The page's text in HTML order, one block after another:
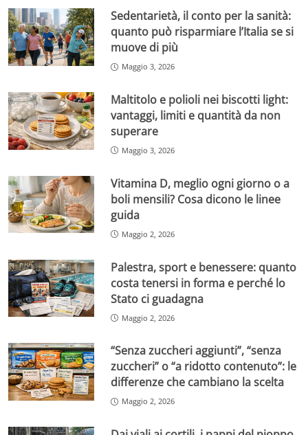
Sedentarietà, il conto per la sanità:
quanto può risparmiare l’Italia se si
muove di più
Maggio 3, 2026
Maltitolo e polioli nei biscotti light:
vantaggi, limiti e quantità da non
superare
Maggio 3, 2026
Vitamina D, meglio ogni giorno o a
boli mensili? Cosa dicono le linee
guida
Maggio 2, 2026
Palestra, sport e benessere: quanto
costa tenersi in forma e perché lo
Stato ci guadagna
Maggio 2, 2026
“Senza zuccheri aggiunti”, “senza
zuccheri” o “a ridotto contenuto”: le
differenze che cambiano la scelta
Maggio 2, 2026